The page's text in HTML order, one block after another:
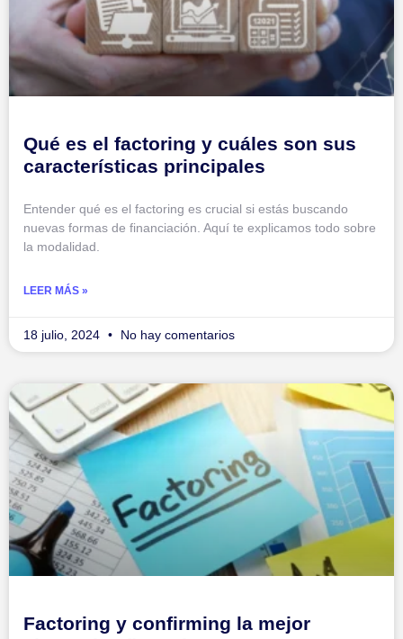
Qué es el factoring y cuáles son sus
características principales
Entender qué es el factoring es crucial si estás buscando
nuevas formas de financiación. Aquí te explicamos todo sobre
la modalidad.
LEER MÁS »
18 julio, 2024 No hay comentarios
Factoring y confirming la mejor